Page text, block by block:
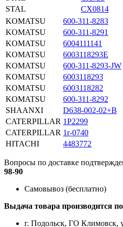
STAL
CX0814
KOMATSU
600-311-8283
KOMATSU
600-311-8291
KOMATSU
6004111141
KOMATSU
6003118293E
KOMATSU
600-311-8293-JW
KOMATSU
6003118293
KOMATSU
6003118282
KOMATSU
600-311-8292
SHAANXI
D638-002-02+B
CATERPILLAR 1P2299
CATERPILLAR 1r-0740
HITACHI
4483772
Вопросы по доставке
98-90
Самовывоз (бесплатно)
Выдача товара производится
г. Подольск, ГО Климовск,